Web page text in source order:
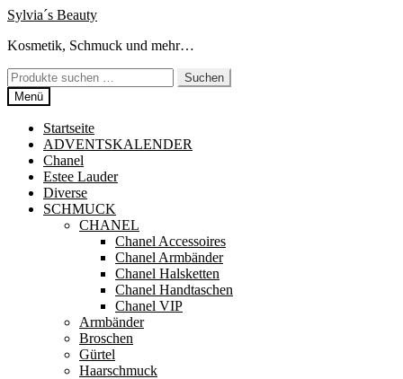
Zur
springen
Zum
springen
Sylvia´s Beauty
Kosmetik, Schmuck und mehr…
Suchen
nach:
Suchen
Menü
Startseite
ADVENTSKALENDER
Chanel
Estee Lauder
Diverse
SCHMUCK
CHANEL
Chanel Accessoires
Chanel Armbänder
Chanel Halsketten
Chanel Handtaschen
Chanel VIP
Armbänder
Broschen
Gürtel
Haarschmuck